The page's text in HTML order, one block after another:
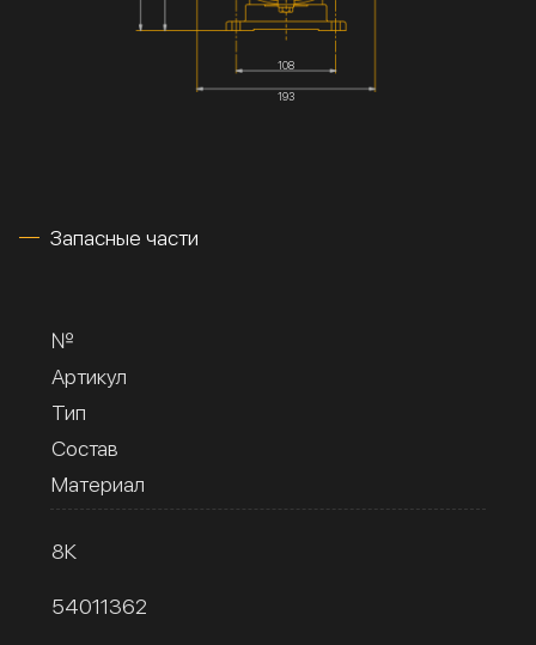
108
193
Запасные части
№
Артикул
Тип
Состав
Материал
8К
54011362